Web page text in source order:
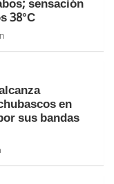
sensación
38°C
en
sus bandas